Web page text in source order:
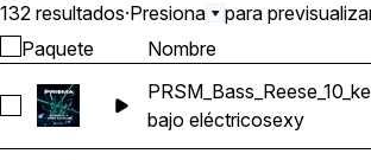
132 resultados·Presiona para
Paquete Nombre
Seleccionar
bajo eléctricosexy